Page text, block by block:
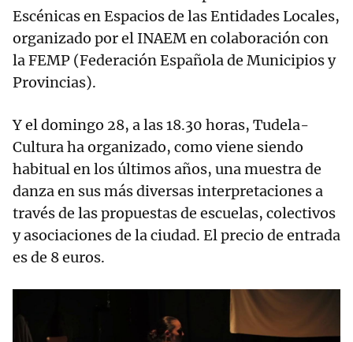
Escénicas en Espacios de las Entidades Locales,
organizado por el INAEM en colaboración con
la FEMP (Federación Española de Municipios y
Provincias).
Y el domingo 28, a las 18.30 horas, Tudela-
Cultura ha organizado, como viene siendo
habitual en los últimos años, una muestra de
danza en sus más diversas interpretaciones a
través de las propuestas de escuelas, colectivos
y asociaciones de la ciudad. El precio de entrada
es de 8 euros.